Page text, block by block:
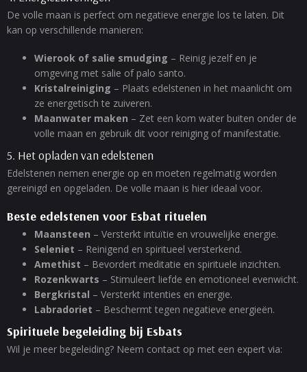
De volle maan is perfect om negatieve energie los te laten. Dit
kan op verschillende manieren:
Wierook of salie smudging – Reinig jezelf en je
omgeving met salie of palo santo.
Kristalreiniging – Plaats edelstenen in het maanlicht om
ze energetisch te zuiveren.
Maanwater maken – Zet een kom water buiten onder de
volle maan en gebruik dit voor reiniging of manifestatie.
5. Het opladen van edelstenen
Edelstenen nemen energie op en moeten regelmatig worden
gereinigd en opgeladen. De volle maan is hier ideaal voor.
Beste edelstenen voor Esbat rituelen
Maansteen – Versterkt intuïtie en vrouwelijke energie.
Seleniet – Reinigend en spiritueel versterkend.
Amethist – Bevordert meditatie en spirituele inzichten.
Rozenkwarts – Stimuleert liefde en emotioneel evenwicht.
Bergkristal – Versterkt intenties en energie.
Labradoriet – Beschermt tegen negatieve energieën.
Spirituele begeleiding bij Esbats
Wil je meer begeleiding? Neem contact op met een expert via: